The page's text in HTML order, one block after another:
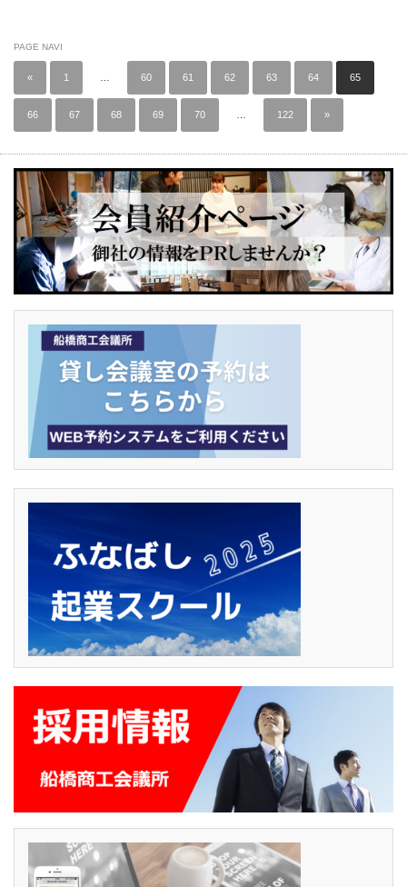
PAGE NAVI
« 1 60 61 62 63 64 65
66 67 68 69 70 122 »